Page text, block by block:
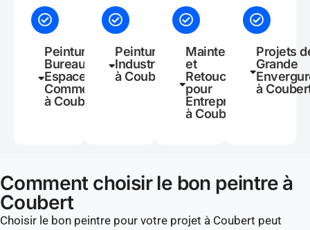
Peinture de
Bureaux et
Espaces
Commerciaux
à Coubert
Peinture
Industrielle
à Coubert
Maintenance
et
Retouches
pour
Entreprises
à Coubert
Projets
Grande
à
Comment choisir le bon peintre à
Coubert
Choisir le bon peintre pour votre projet à Coubert peut